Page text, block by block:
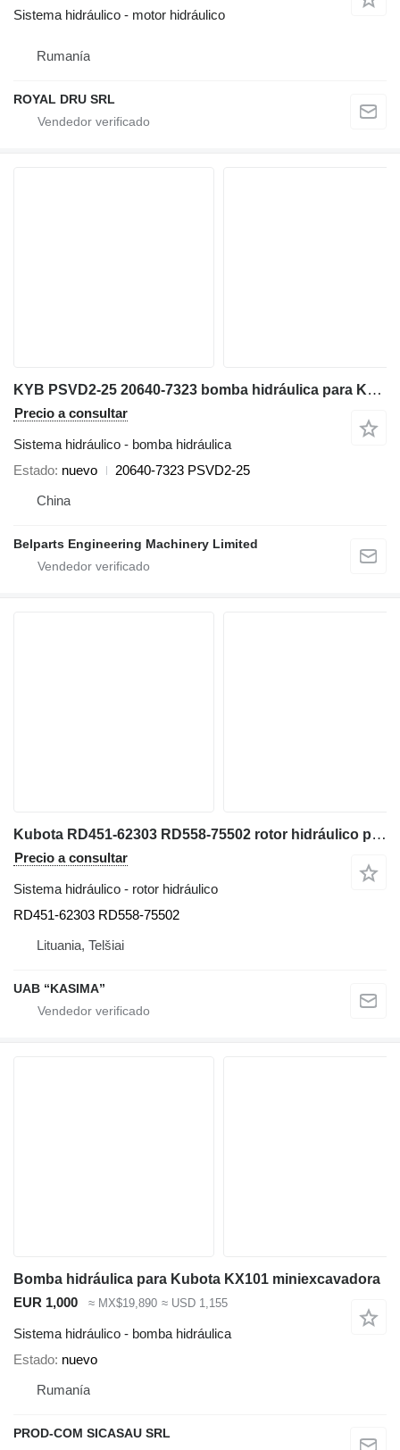
Sistema hidráulico - motor hidráulico
Rumanía
ROYAL DRU SRL
KYB PSVD2-25 20640-7323 bomba hidráulica para Kubota RX502 excavadora
Precio a consultar
Sistema hidráulico - bomba hidráulica
Estado nuevo
20640-7323 PSVD2-25
China
Belparts Engineering Machinery Limited
Kubota RD451-62303 RD558-75502 rotor hidráulico para Kubota U55-4 miniexcavadora
Precio a consultar
Sistema hidráulico - rotor hidráulico
RD451-62303 RD558-75502
Lituania, Telšiai
UAB “KASIMA”
Bomba hidráulica para Kubota KX101 miniexcavadora
EUR 1,000
≈ MX$19,890 ≈ USD 1,155
Sistema hidráulico - bomba hidráulica
Estado nuevo
Rumanía
PROD-COM SICASAU SRL